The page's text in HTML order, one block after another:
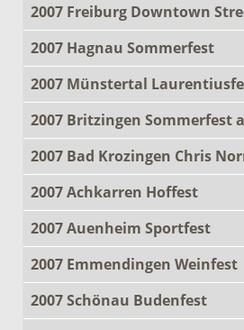
2007 Freiburg Downtown
2007 Hagnau Sommerfest
2007 Münstertal
2007 Britzingen Sommerfest
2007 Bad Krozingen Chris
2007 Achkarren Hoffest
2007 Auenheim Sportfest
2007 Emmendingen Weinfest
2007 Schönau Budenfest